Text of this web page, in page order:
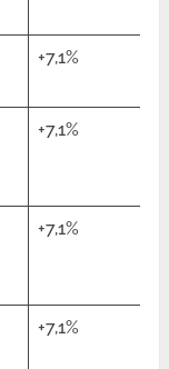
+7,1%
+7,1%
+7,1%
+7,1%